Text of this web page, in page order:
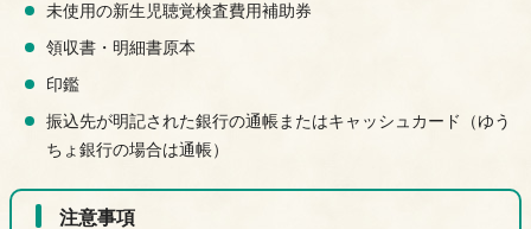
未使用の新生児聴覚検査費用補助券
領収書・明細書原本
印鑑
振込先が明記された銀行の通帳またはキャッシュカード（ゆう
ちょ銀行の場合は通帳）
注意事項